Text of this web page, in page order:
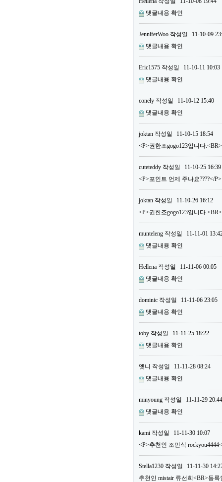
댓글내용 확인
JenniferWoo 작성일
11-10-09
댓글내용 확인
Eric1575 작성일
11-10-11 10:03
댓글내용 확인
conely 작성일
11-10-12 15:40
댓글내용 확인
joktan 작성일
11-10-15 18:54
<P>권한조gogo123입니다
cuteteddy 작성일
11-10-25 16:39
<P>포인트 언제 주나요????</P>
joktan 작성일
11-10-26 16:12
<P>권한조gogo123입니다
munteleng 작성일
11-11-01
댓글내용 확인
Hellena 작성일
11-11-06 00:05
댓글내용 확인
dominic 작성일
11-11-06 23:05
댓글내용 확인
toby 작성일
11-11-25 18:22
댓글내용 확인
옛니 작성일
11-11-28 08:24
댓글내용 확인
minyoung 작성일
11-11-29 20:44
댓글내용 확인
kami 작성일
11-11-30 10:07
<P>추천인 조민식
Stella1230 작성일
11-11-30
추천인 mistair 류선희<BR>등